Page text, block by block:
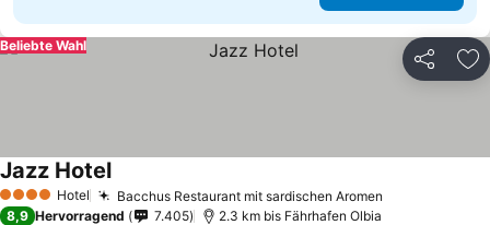
Teilen
Beliebte Wahl
4 Sterne Hotel Bacchus Restaurant mit sardischen Aromen
Jazz Hotel
8,9 Hervorragend 7.405 2.3 km bis Fährhafen Olbia